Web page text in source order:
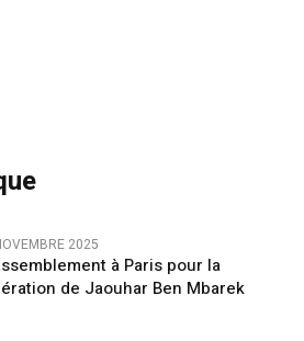
2025
à Paris pour la
de Jaouhar Ben Mbarek